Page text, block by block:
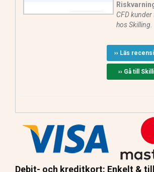
CFD
hos Skilling.
›› Läs
›› Gå till
Debit- och kreditkort: Enkelt &